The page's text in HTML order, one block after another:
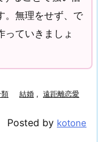
。無理をせず、で
っていきましょ
結婚 , 遠距離恋愛
Posted by kotone